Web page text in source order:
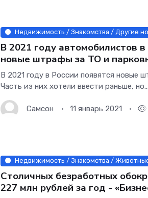
Недвижимость / Знакомства / Другие
В 2021 году автомобилистов
новые штрафы за ТО и
«Автотранспорт»
В 2021 году в России появятся новые
Часть из них хотели ввести раньше, но...
Самсон 11 январь 2021
Недвижимость / Знакомства /
Столичных безработных
227 млн рублей за год -